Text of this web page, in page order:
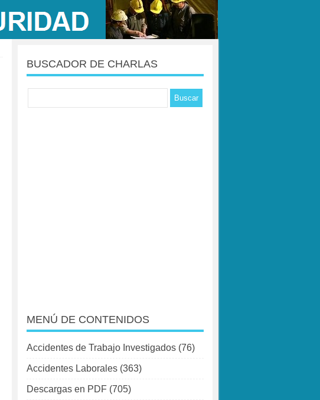
BUSCADOR DE CHARLAS
MENÚ DE CONTENIDOS
Accidentes de Trabajo Investigados (76)
Accidentes Laborales (363)
Descargas en PDF (705)